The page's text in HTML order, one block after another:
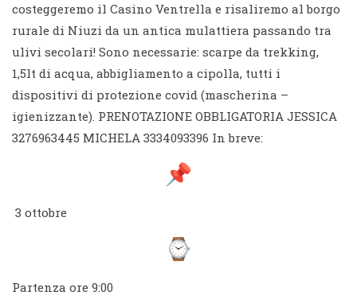
costeggeremo il Casino Ventrella e risaliremo al borgo
rurale di Niuzi da un antica mulattiera passando tra
ulivi secolari! Sono necessarie: scarpe da trekking,
1,5lt di acqua, abbigliamento a cipolla, tutti i
dispositivi di protezione covid (mascherina –
igienizzante). PRENOTAZIONE OBBLIGATORIA JESSICA
3276963445 MICHELA 3334093396 In breve:
3 ottobre
Partenza ore 9:00